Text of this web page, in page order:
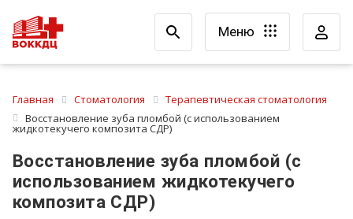
Меню
Главная Стоматология
Терапевтическая стоматология
Восстановление зуба пломбой (с использованием
жидкотекучего композита СДР)
Восстановление зуба пломбой (с
использованием жидкотекучего
композита СДР)